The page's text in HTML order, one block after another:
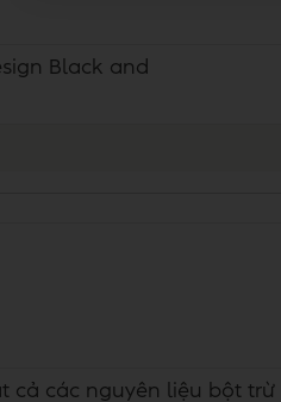
Black and
cả các nguyên liệu bột trừ